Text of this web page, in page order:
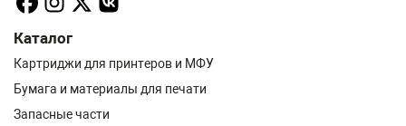
Каталог
Картриджи для принтеров и МФУ
Бумага и материалы для печати
Запасные части